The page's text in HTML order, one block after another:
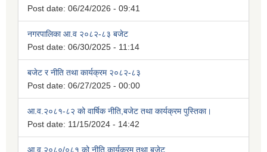
Post date: 06/24/2026 - 09:41
नगरपालिका आ.व २०८२-८३ बजेट
Post date: 06/30/2025 - 11:14
बजेट र नीति तथा कार्यक्रम २०८२-८३
Post date: 06/27/2025 - 00:00
आ.व.२०८१-८२ को वार्षिक नीति,बजेट तथा कार्यक्रम पुस्तिका।
Post date: 11/15/2024 - 14:42
आ.व.२०८०/०८१ को नीति,कार्यक्रम तथा बजेट